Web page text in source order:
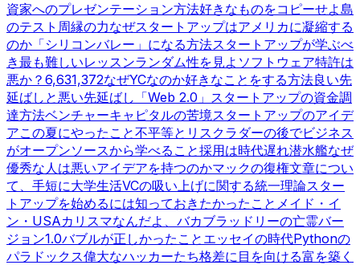
資家へのプレゼンテーション方法好きなものをコピーせよ島
のテスト 周縁の力なぜスタートアップはアメリカに凝縮する
のか 「シリコンバレー」になる方法スタートアップが学ぶべ
き最も難しいレッスンランダム性を見よ ソフトウェア特許は
悪か？ 6,631,372なぜYCなのか好きなことをする方法良い先
延ばしと悪い先延ばし 「Web 2.0」 スタートアップの資金調
達方法ベンチャーキャピタルの苦境スタートアップのアイデ
アこの夏にやったこと不平等とリスクラダーの後でビジネス
がオープンソースから学べること採用は時代遅れ潜水艦なぜ
優秀な人は悪いアイデアを持つのかマックの復権文章につい
て、手短に大学生活VCの吸い上げに関する統一理論スター
トアップを始めるには知っておきたかったこと メイド・イ
ン・USAカリスマなんだよ、バカブラッドリーの亡霊バー
ジョン1.0バブルが正しかったこと エッセイの時代Pythonの
パラドックス偉大なハッカーたち格差に目を向ける富を築く